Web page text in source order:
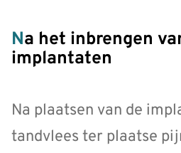
Na het inbrengen van de
implantaten
Na plaatsen van de
tandvlees ter plaatse